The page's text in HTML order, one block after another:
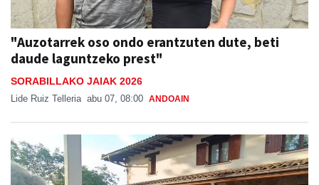
"Auzotarrek oso ondo erantzuten dute, beti
daude laguntzeko prest"
SORABILLAKO JAIAK 2026
Lide Ruiz Telleria abu 07, 08:00 ANDOAIN